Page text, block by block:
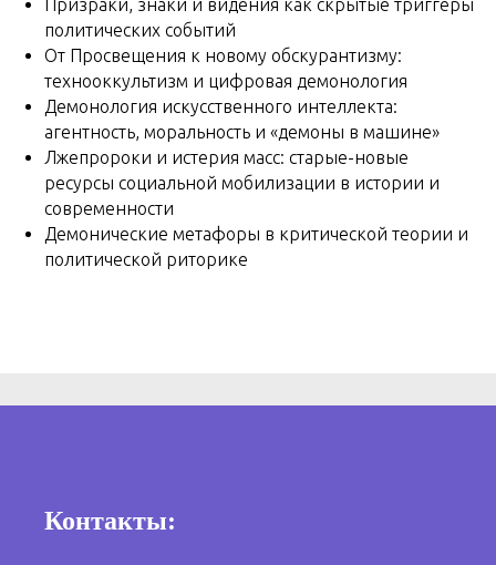
Призраки, знаки и видения как скрытые триггеры
политических событий
От Просвещения к новому обскурантизму:
технооккультизм и цифровая демонология
Демонология искусственного интеллекта:
агентность, моральность и «демоны в машине»
Лжепророки и истерия масс: старые-новые
ресурсы социальной мобилизации в истории и
современности
Демонические метафоры в критической теории и
политической риторике
Контакты: